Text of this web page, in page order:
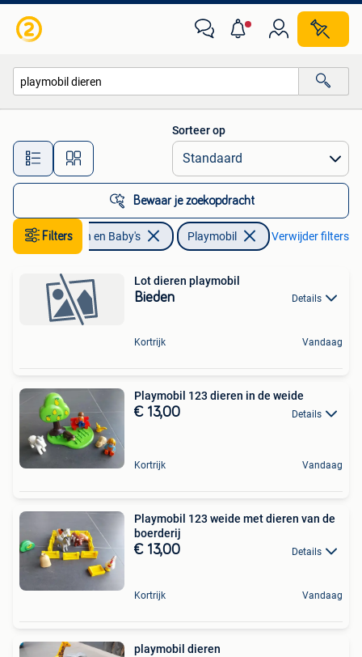
Alle afstanden…
Sorteer op
Bewaar je zoekopdracht
Filters
Kinderen en Baby's Playmobil Verwijder filters
Lot dieren playmobil
Bieden Details
Kortrijk Vandaag
Playmobil 123 dieren in de weide
€ 13,00 Details
Kortrijk Vandaag
Playmobil 123 weide met dieren van de
boerderij
€ 13,00 Details
Kortrijk Vandaag
playmobil dieren